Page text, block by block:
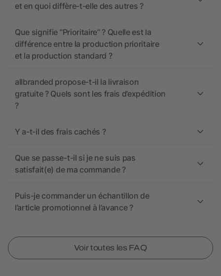
et en quoi diffère-t-elle des autres ?
Que signifie “Prioritaire” ? Quelle est la
différence entre la production prioritaire
et la production standard ?
allbranded propose-t-il la livraison
gratuite ? Quels sont les frais d’expédition
?
Y a-t-il des frais cachés ?
Que se passe-t-il si je ne suis pas
satisfait(e) de ma commande ?
Puis-je commander un échantillon de
l’article promotionnel à l’avance ?
Voir toutes les FAQ